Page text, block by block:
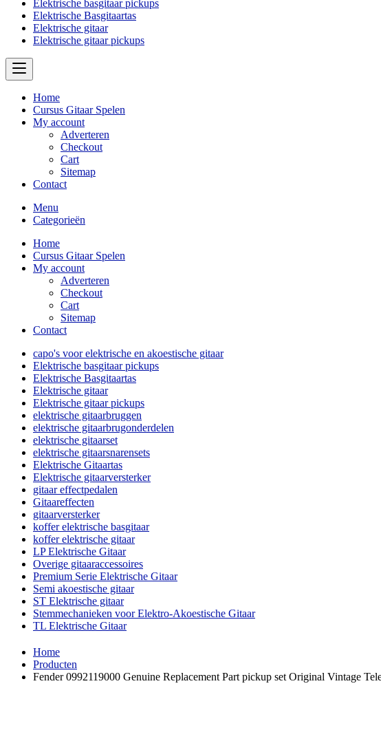
Elektrische basgitaar pickups
Elektrische Basgitaartas
Elektrische gitaar
Elektrische gitaar pickups
Home
Cursus Gitaar Spelen
My account
Adverteren
Checkout
Cart
Sitemap
Contact
Menu
Categorieën
Home
Cursus Gitaar Spelen
My account
Adverteren
Checkout
Cart
Sitemap
Contact
capo's voor elektrische en akoestische gitaar
Elektrische basgitaar pickups
Elektrische Basgitaartas
Elektrische gitaar
Elektrische gitaar pickups
elektrische gitaarbruggen
elektrische gitaarbrugonderdelen
elektrische gitaarset
elektrische gitaarsnarensets
Elektrische Gitaartas
Elektrische gitaarversterker
gitaar effectpedalen
Gitaareffecten
gitaarversterker
koffer elektrische basgitaar
koffer elektrische gitaar
LP Elektrische Gitaar
Overige gitaaraccessoires
Premium Serie Elektrische Gitaar
Semi akoestische gitaar
ST Elektrische gitaar
Stemmechanieken voor Elektro-Akoestische Gitaar
TL Elektrische Gitaar
Home
Producten
Fender 0992119000 Genuine Replacement Part pickup set Original Vintage